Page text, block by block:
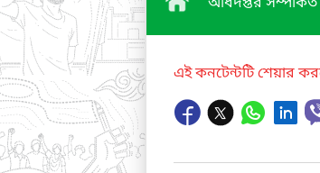
এই কনটেন্টটি শেয়ার